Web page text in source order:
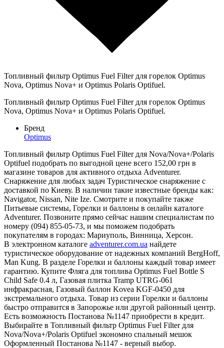
Топливный фильтр Optimus Fuel Filter для горелок Optimus
Nova, Optimus Nova+ и Optimus Polaris Optifuel.
Топливный фильтр Optimus Fuel Filter для горелок Optimus
Nova, Optimus Nova+ и Optimus Polaris Optifuel.
Бренд
Optimus
Топливный фильтр Optimus Fuel Filter для Nova/Nova+/Polaris
Optifuel подобрать по выгодной цене всего 152,00 грн в
магазине товаров для активного отдыха Adventurer.
Снаряжение для любых задач Туристическое снаряжение с
доставкой по Киеву. В наличии такие известные бренды как:
Navigator, Nissan, Nite Ize. Смотрите и покупайте также
Питьевые системы, Горелки и баллоны в онлайн каталоге
Adventurer. Позвоните прямо сейчас нашим специалистам по
номеру (094) 855-05-73, и мы поможем подобрать
покупателям в городах: Мариуполь, Винница, Херсон.
В электронном каталоге adventurer.com.ua найдете
туристическое оборудование от надежных компаний BergHoff,
Man Kung. В разделе Горелки и баллоны каждый товар имеет
гарантию. Купите Фляга для топлива Optimus Fuel Bottle S
Child Safe 0.4 л, Газовая плитка Tramp UTRG-061
инфракрасная, Газовый баллон Kovea KGF-0450 для
экстремального отдыха. Товар из серии Горелки и баллоны
быстро отправится в Запорожье или другой районный центр.
Есть возможность Постанова №1147 приобрести в кредит.
Выбирайте в Топливный фильтр Optimus Fuel Filter для
Nova/Nova+/Polaris Optifuel экономно спальный мешок
Оформленный Постанова №1147 - верный выбор.